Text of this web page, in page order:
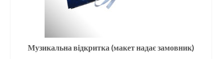
Музикальна відкритка (макет надає замовник)